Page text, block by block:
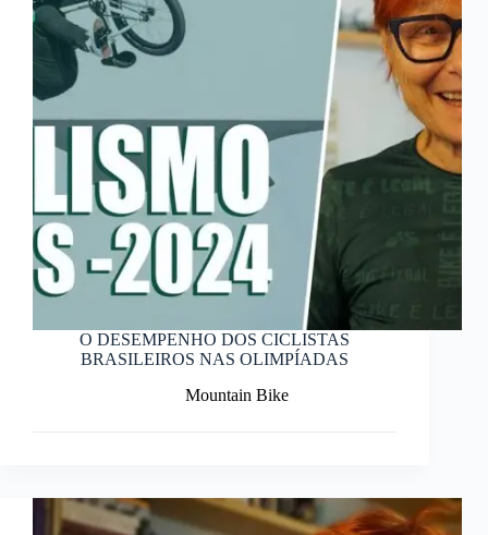
O DESEMPENHO DOS CICLISTAS
BRASILEIROS NAS OLIMPÍADAS
Mountain Bike